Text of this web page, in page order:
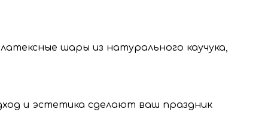
шары из натурального каучука,
и эстетика сделают ваш праздник